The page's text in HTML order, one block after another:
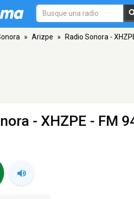
» Arizpe » Radio Sonora -
- XHZPE - FM